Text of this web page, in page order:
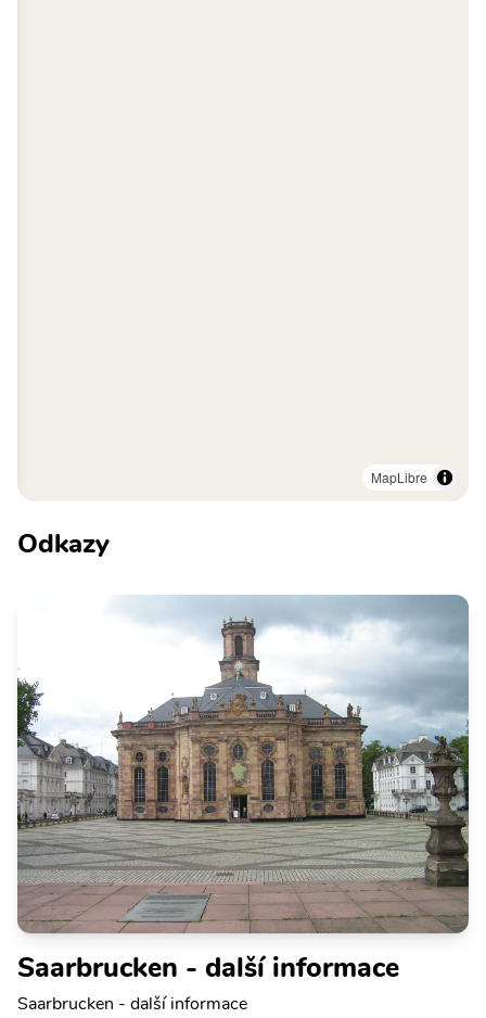
MapLibre
Odkazy
Saarbrucken - další informace
Saarbrucken - další informace